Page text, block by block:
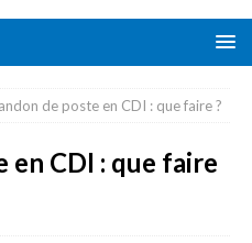
de poste en CDI : que faire ?
en CDI : que faire